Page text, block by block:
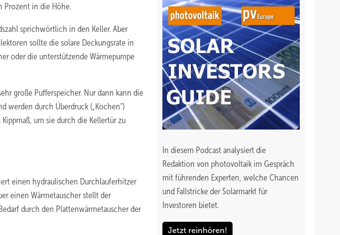
Prozent in die Höhe.
sprichwörtlich in den Keller. Aber
sollte die solare Deckungsrate in
oder die unterstützende Wärmepumpe
große Pufferspeicher. Nur dann kann die
werden durch Überdruck („Kochen“)
um sie durch die Kellertür zu
einen hydraulischen Durchlauferhitzer
einen Wärmetauscher stellt der
durch den Plattenwärmetauscher der
In diesem Podcast analysiert die
Redaktion von photovoltaik im Gespräch
mit führenden Experten, welche Chancen
und Fallstricke der Solarmarkt für
Investoren bietet.
Jetzt reinhören!